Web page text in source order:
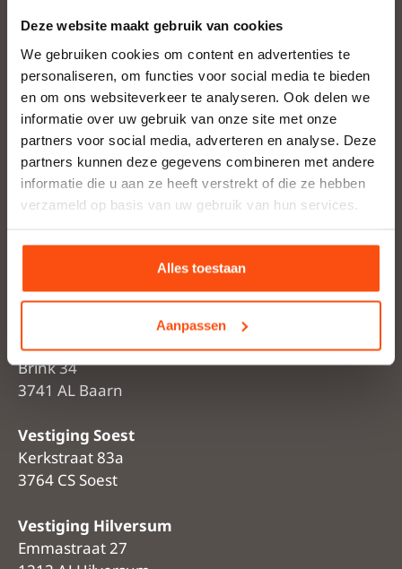
Deze website maakt gebruik van cookies
We gebruiken cookies om content en advertenties te
personaliseren, om functies voor social media te bieden
en om ons websiteverkeer te analyseren. Ook delen we
informatie over uw gebruik van onze site met onze
partners voor social media, adverteren en analyse. Deze
partners kunnen deze gegevens combineren met andere
informatie die u aan ze heeft verstrekt of die ze hebben
verzameld op basis van uw gebruik van hun services.
Alles toestaan
Aanpassen
Woning huren
Bedrijfsruimte huren
Verhuur
Vastgoedbeheer
Portfolio
Algemene voorwaarden
Vestiging Baarn
Brink 34
3741 AL Baarn
Vestiging Soest
Kerkstraat 83a
3764 CS Soest
Vestiging Hilversum
Emmastraat 27